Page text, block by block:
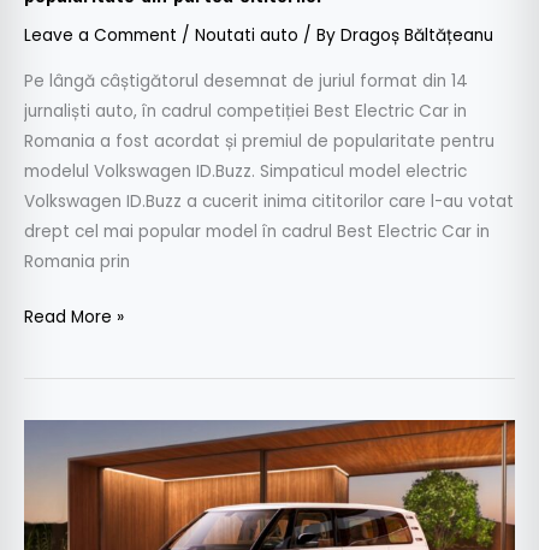
Leave a Comment / Noutati auto / By Dragoș Băltățeanu
Pe lângă câștigătorul desemnat de juriul format din 14
jurnaliști auto, în cadrul competiției Best Electric Car in
Romania a fost acordat și premiul de popularitate pentru
modelul Volkswagen ID.Buzz. Simpaticul model electric
Volkswagen ID.Buzz a cucerit inima cititorilor care l-au votat
drept cel mai popular model în cadrul Best Electric Car in
Romania prin
Read More »
ID.Buzz
deja